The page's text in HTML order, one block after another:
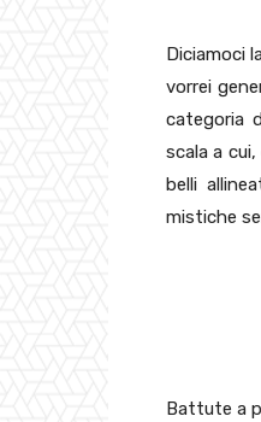
Diciamoci
vorrei
categoria
scala a
belli
mistiche
Battute a